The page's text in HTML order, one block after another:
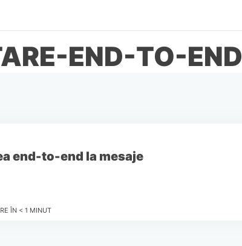
END-TO-END
end-to-end la mesaje
ÎN < 1 MINUT